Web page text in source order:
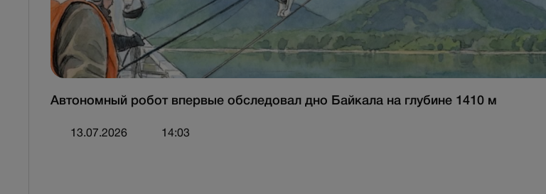
Автономный робот впервые обследовал дно Байкала на глубине 1410 м
13.07.2026 14:03